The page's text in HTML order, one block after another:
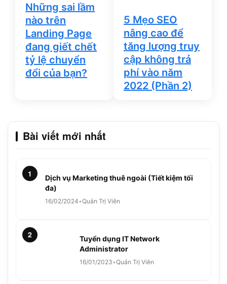
Những sai lầm
nào trên
Landing Page
đang giết chết
tỷ lệ chuyển
đổi của bạn?
5 Mẹo SEO
nâng cao để
tăng lượng truy
cập không trả
phí vào năm
2022 (Phần 2)
Bài viết mới nhất
1
Dịch vụ Marketing thuê ngoài (Tiết kiệm tối
đa)
16/02/2024•Quản Trị Viên
2
Tuyển dụng IT Network
Administrator
16/01/2023•Quản Trị Viên